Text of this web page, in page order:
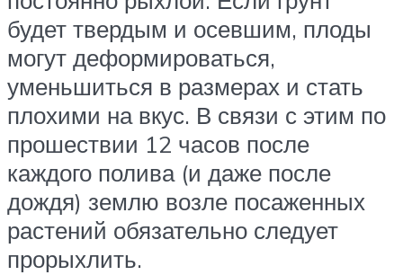
будет твердым и осевшим, плоды
могут деформироваться,
уменьшиться в размерах и стать
плохими на вкус. В связи с этим по
прошествии 12 часов после
каждого полива (и даже после
дождя) землю возле посаженных
растений обязательно следует
прорыхлить.